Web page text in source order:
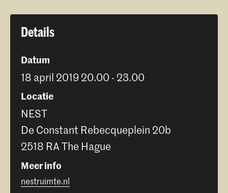
Details
Datum
18 april 2019 20.00 - 23.00
Locatie
NEST
De Constant Rebecqueplein 20b
2518 RA The Hague
Meer info
nestruimte.nl